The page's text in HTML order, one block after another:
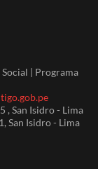
| Programa
, San Isidro - Lima
San Isidro - Lima